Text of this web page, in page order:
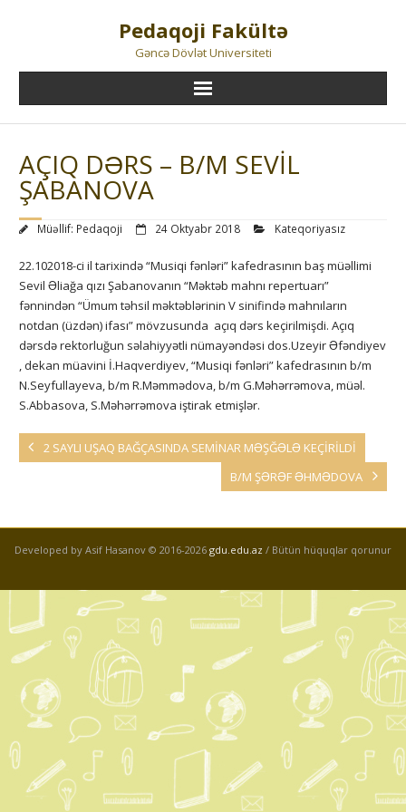
Pedaqoji Fakültə
Gəncə Dövlət Universiteti
AÇIQ DƏRS – B/M SEVİL
ŞABANOVA
Müəllif: Pedaqoji 24 Oktyabr 2018 Kateqoriyasız
22.102018-ci il tarixində “Musiqi fənləri” kafedrasının baş müəllimi
Sevil Əliağa qızı Şabanovanın “Məktəb mahnı repertuarı”
fənnindən “Ümum təhsil məktəblərinin V sinifində mahnıların
notdan (üzdən) ifası” mövzusunda açıq dərs keçirilmişdi. Açıq
dərsdə rektorluğun səlahiyyətli nümayəndəsi dos.Uzeyir Əfəndiyev
, dekan müavini İ.Haqverdiyev, “Musiqi fənləri” kafedrasının b/m
N.Seyfullayeva, b/m R.Məmmədova, b/m G.Məhərrəmova, müəl.
S.Abbasova, S.Məhərrəmova iştirak etmişlər.
2 SAYLI UŞAQ BAĞÇASINDA SEMİNAR MƏŞĞƏLƏ KEÇİRİLDİ
B/M ŞƏRƏF ƏHMƏDOVA
Developed by Asif Hasanov © 2016-2026 gdu.edu.az / Bütün hüquqlar qorunur